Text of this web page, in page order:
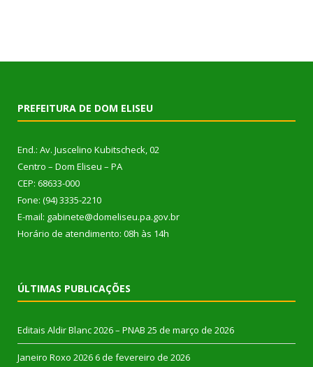
PREFEITURA DE DOM ELISEU
End.: Av. Juscelino Kubitscheck, 02
Centro – Dom Eliseu – PA
CEP: 68633-000
Fone: (94) 3335-2210
E-mail: gabinete@domeliseu.pa.gov.br
Horário de atendimento: 08h às 14h
ÚLTIMAS PUBLICAÇÕES
Editais Aldir Blanc 2026 – PNAB 25 de março de 2026
Janeiro Roxo 2026 6 de fevereiro de 2026